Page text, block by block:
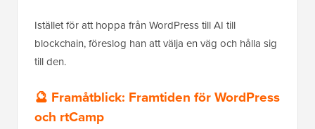
Istället för att hoppa från WordPress till AI till
blockchain, föreslog han att välja en väg och hålla sig
till den.
🔮 Framåtblick: Framtiden för WordPress
och rtCamp